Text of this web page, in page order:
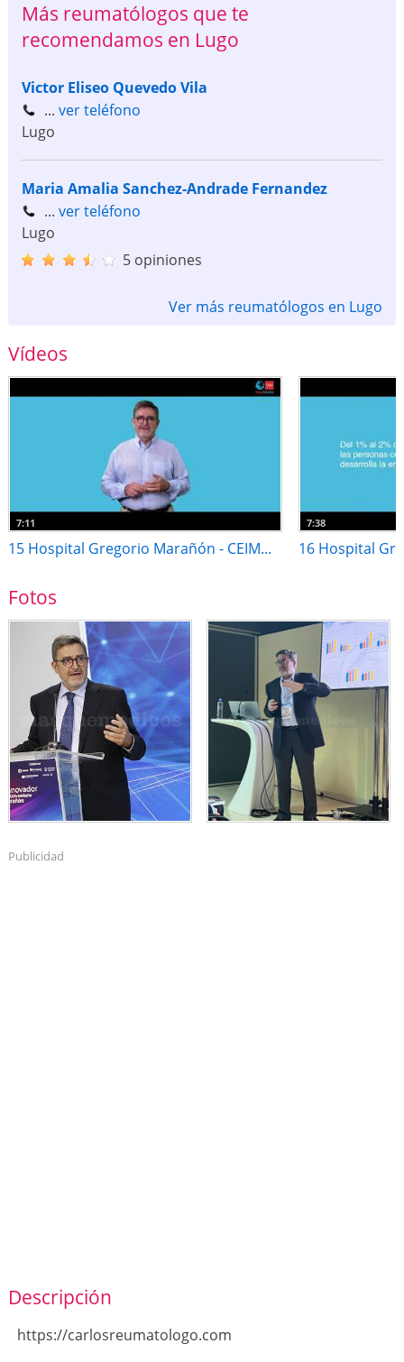
Más reumatólogos que te
recomendamos en Lugo
Victor Eliseo Quevedo Vila
... ver teléfono
Lugo
Maria Amalia Sanchez-Andrade Fernandez
... ver teléfono
Lugo
5 opiniones
Ver más reumatólogos en Lugo
Vídeos
7:11
15 Hospital Gregorio Marañón - CEIM...
7:38
16 Hospital
Fotos
Publicidad
Descripción
https://carlosreumatologo.com